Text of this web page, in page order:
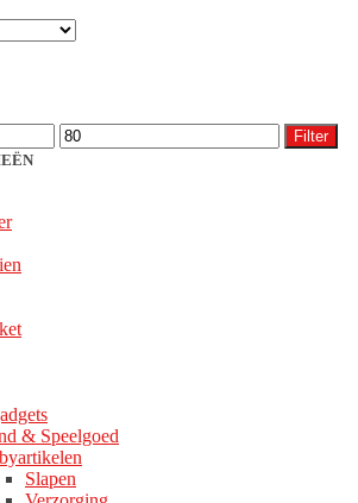
Max.
prijs
Filter
& Speelgoed
Slapen